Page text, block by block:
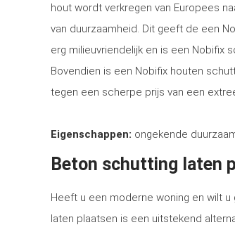
hout wordt verkregen van Europees
van duurzaamheid. Dit geeft de een
erg milieuvriendelijk en is een Nobifix
Bovendien is een Nobifix houten
tegen een scherpe prijs van een
Eigenschappen: ongekende
Beton schutting laten
Heeft u een moderne woning en wilt u
laten plaatsen is een uitstekend